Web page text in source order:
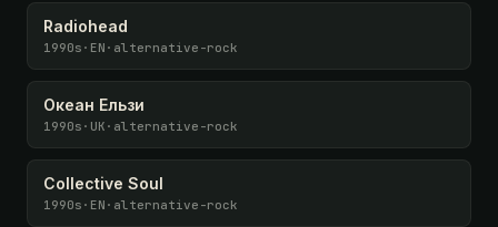
Radiohead
1990s · EN · alternative-rock
Океан Ельзи
1990s · UK · alternative-rock
Collective Soul
1990s · EN · alternative-rock